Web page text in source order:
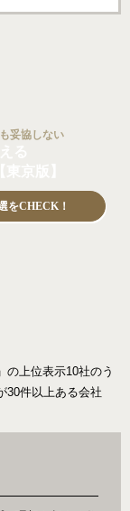
妥協しない
をCHECK！
上位表示10社のう
30件以上ある会社